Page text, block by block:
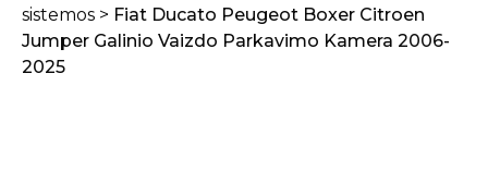
sistemos > Fiat Ducato Peugeot Boxer Citroen
Jumper Galinio Vaizdo Parkavimo Kamera 2006-
2025